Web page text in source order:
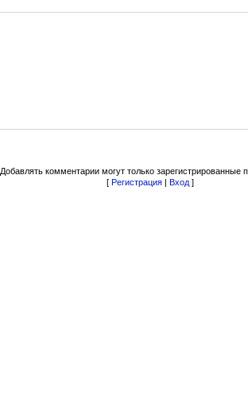
Добавлять комментарии могут только зарегистрированные
[ Регистрация | Вход ]